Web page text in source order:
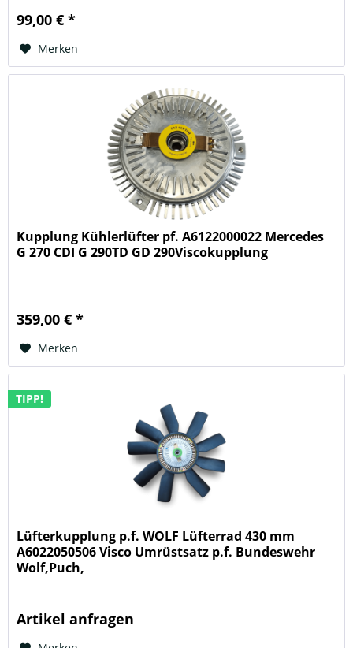
99,00 € *
Merken
Kupplung Kühlerlüfter pf. A6122000022 Mercedes
G 270 CDI G 290TD GD 290Viscokupplung
359,00 € *
Merken
TIPP!
Lüfterkupplung p.f. WOLF Lüfterrad 430 mm
A6022050506 Visco Umrüstsatz p.f. Bundeswehr
Wolf,Puch,
Artikel anfragen